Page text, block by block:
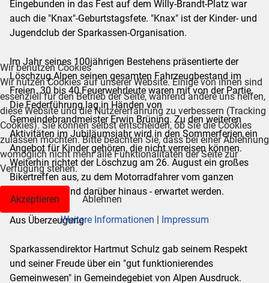
Eingebunden in das Fest auf dem Willy-Brandt-Platz war
auch die "Knax"-Geburtstagsfete. "Knax" ist der Kinder- und
Jugendclub der Sparkassen-Organisation.
Im Jahr seines 100jährigen Bestehens präsentierte der
Löschzug Alpen seinen gesamten Fahrzeugbestand im
Freien. 30 bis 40 Feuerwehrleute waren mit von der Partie.
Die Federführung lag in Händen von
Gemeindebrandmeister Erwin Brüning. Zu den weiteren
Aktivitäten im Jubiläumsjahr wird in den Sommerferien ein
Angebot für Kinder gehören, die nicht verreisen können.
Weiterhin richtet der Löschzug am 26. August ein großes
Bikertreffen aus, zu dem Motorradfahrer vom ganzen
Niederrhein - und darüber hinaus - erwartet werden.
Aus Überzeugung
Sparkassendirektor Hartmut Schulz gab seinem Respekt
und seiner Freude über ein "gut funktionierendes
Gemeinwesen" in Gemeindegebiet von Alpen Ausdruck.
Wir benutzen Cookies
Wir nutzen Cookies auf unserer Website. Einige von ihnen sind
essenziell für den Betrieb der Seite, während andere uns helfen,
diese Website und die Nutzererfahrung zu verbessern (Tracking
Cookies). Sie können selbst entscheiden, ob Sie die Cookies
zulassen möchten. Bitte beachten Sie, dass bei einer Ablehnung
womöglich nicht mehr alle Funktionalitäten der Seite zur
Verfügung stehen.
Akzeptieren
Ablehnen
Weitere Informationen | Impressum